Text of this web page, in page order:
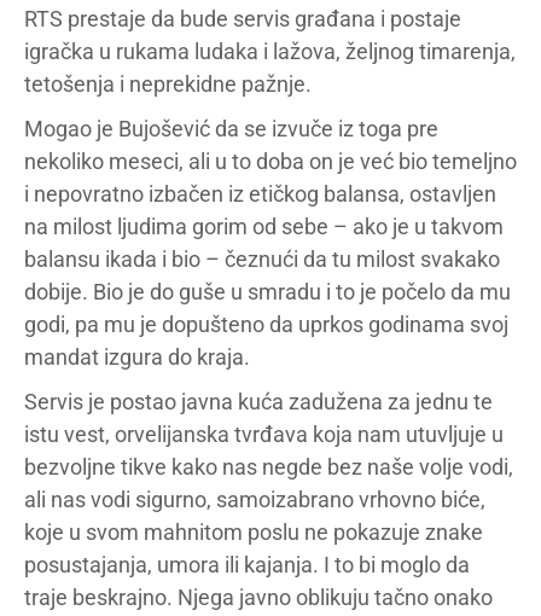
RTS prestaje da bude servis građana i postaje
igračka u rukama ludaka i lažova, željnog timarenja,
tetošenja i neprekidne pažnje.
Mogao je Bujošević da se izvuče iz toga pre
nekoliko meseci, ali u to doba on je već bio temeljno
i nepovratno izbačen iz etičkog balansa, ostavljen
na milost ljudima gorim od sebe – ako je u takvom
balansu ikada i bio – čeznući da tu milost svakako
dobije. Bio je do guše u smradu i to je počelo da mu
godi, pa mu je dopušteno da uprkos godinama svoj
mandat izgura do kraja.
Servis je postao javna kuća zadužena za jednu te
istu vest, orvelijanska tvrđava koja nam utuvljuje u
bezvoljne tikve kako nas negde bez naše volje vodi,
ali nas vodi sigurno, samoizabrano vrhovno biće,
koje u svom mahnitom poslu ne pokazuje znake
posustajanja, umora ili kajanja. I to bi moglo da
traje beskrajno. Njega javno oblikuju tačno onako